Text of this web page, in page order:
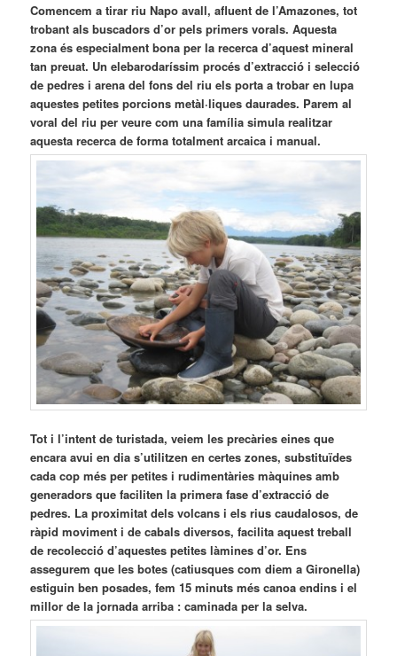
Comencem a tirar riu Napo avall, afluent de l’Amazones, tot
trobant als buscadors d’or pels primers vorals. Aquesta
zona és especialment bona per la recerca d’aquest mineral
tan preuat. Un elebarodaríssim procés d’extracció i selecció
de pedres i arena del fons del riu els porta a trobar en lupa
aquestes petites porcions metàl·liques daurades. Parem al
voral del riu per veure com una família simula realitzar
aquesta recerca de forma totalment arcaica i manual.
Tot i l’intent de turistada, veiem les precàries eines que
encara avui en dia s’utilitzen en certes zones, substituïdes
cada cop més per petites i rudimentàries màquines amb
generadors que faciliten la primera fase d’extracció de
pedres. La proximitat dels volcans i els rius caudalosos, de
ràpid moviment i de cabals diversos, facilita aquest treball
de recolecció d’aquestes petites làmines d’or. Ens
assegurem que les botes (catiusques com diem a Gironella)
estiguin ben posades, fem 15 minuts més canoa endins i el
millor de la jornada arriba : caminada per la selva.